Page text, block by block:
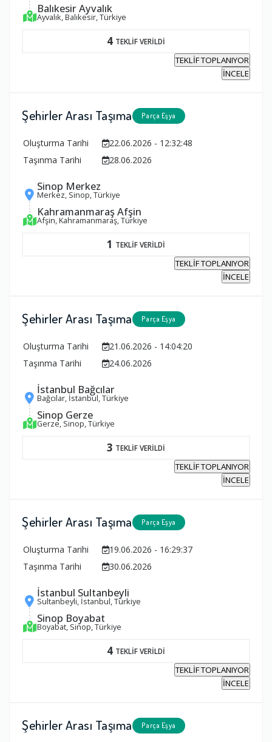
Balıkesir Ayvalık
Ayvalık, Balıkesir, Türkiye
4 TEKLİF VERİLDİ
TEKLİF TOPLANIYOR
İNCELE
Şehirler Arası Taşıma Parça Eşya
Oluşturma Tarihi
22.06.2026 - 12:32:48
Taşınma Tarihi
28.06.2026
Sinop Merkez
Merkez, Sinop, Türkiye
Kahramanmaraş Afşin
Afşin, Kahramanmaraş, Türkiye
1 TEKLİF VERİLDİ
TEKLİF TOPLANIYOR
İNCELE
Şehirler Arası Taşıma Parça Eşya
Oluşturma Tarihi
21.06.2026 - 14:04:20
Taşınma Tarihi
24.06.2026
İstanbul Bağcılar
Bağcılar, İstanbul, Türkiye
Sinop Gerze
Gerze, Sinop, Türkiye
3 TEKLİF VERİLDİ
TEKLİF TOPLANIYOR
İNCELE
Şehirler Arası Taşıma Parça Eşya
Oluşturma Tarihi
19.06.2026 - 16:29:37
Taşınma Tarihi
30.06.2026
İstanbul Sultanbeyli
Sultanbeyli, İstanbul, Türkiye
Sinop Boyabat
Boyabat, Sinop, Türkiye
4 TEKLİF VERİLDİ
TEKLİF TOPLANIYOR
İNCELE
Şehirler Arası Taşıma Parça Eşya